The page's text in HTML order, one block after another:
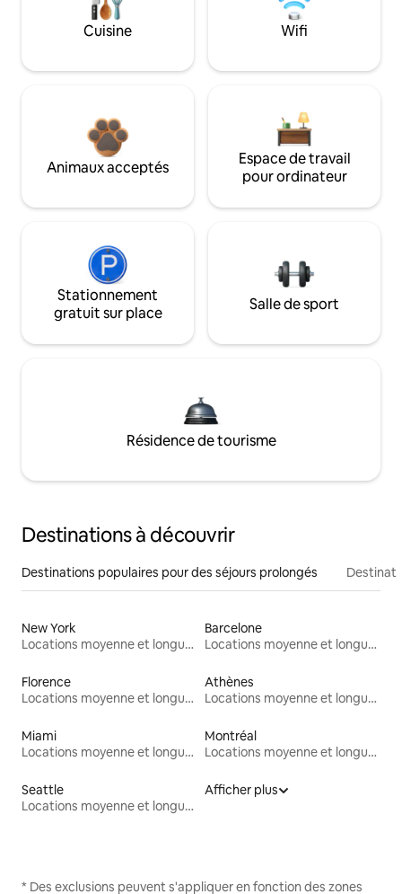
Cuisine Wifi
Animaux acceptés
Espace de travail
pour ordinateur
Stationnement
gratuit sur place
Salle de sport
Résidence de tourisme
Destinations à découvrir
Destinations populaires pour des séjours prolongés
New York
Locations moyenne et longue durée
Barcelone
Locations moyenne et longue durée
Florence
Locations moyenne et longue durée
Athènes
Locations moyenne et longue durée
Miami
Locations moyenne et longue durée
Montréal
Locations moyenne et longue durée
Seattle
Locations moyenne et longue durée
Afficher plus
* Des exclusions peuvent s'appliquer en fonction des zones